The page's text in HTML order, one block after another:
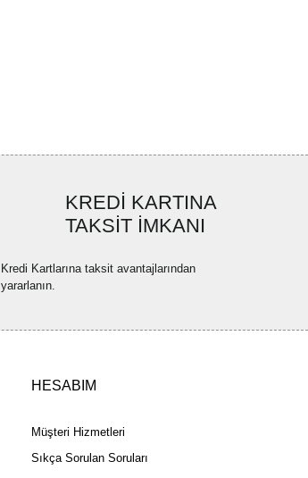
KREDİ KARTINA
TAKSİT İMKANI
Kredi Kartlarına taksit avantajlarından
yararlanın.
HESABIM
Müşteri Hizmetleri
Sıkça Sorulan Soruları